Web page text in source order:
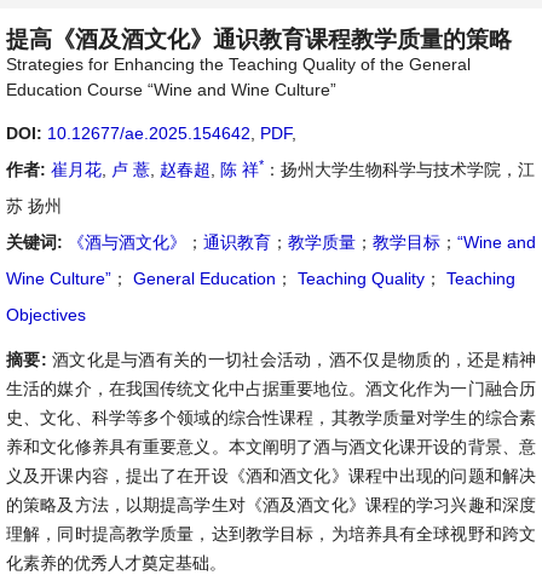
提高《酒及酒文化》通识教育课程教学质量的策略
Strategies for Enhancing the Teaching Quality of the General
Education Course “Wine and Wine Culture”
DOI: 10.12677/ae.2025.154642 PDF,
作者: 崔月花 卢 薏 赵春超 陈 祥* ：扬州大学生物科学与技术学院，江
苏 扬州
关键词:
《酒与酒文化》 ； 通识教育 ； 教学质量 ； 教学目标 ； “Wine and
Wine Culture” ； General Education ； Teaching Quality ；
Teaching
Objectives
摘要: 酒文化是与酒有关的一切社会活动，酒不仅是物质的，还是精神
生活的媒介，在我国传统文化中占据重要地位。酒文化作为一门融合历
史、文化、科学等多个领域的综合性课程，其教学质量对学生的综合素
养和文化修养具有重要意义。本文阐明了酒与酒文化课开设的背景、意
义及开课内容，提出了在开设《酒和酒文化》课程中出现的问题和解决
的策略及方法，以期提高学生对《酒及酒文化》课程的学习兴趣和深度
理解，同时提高教学质量，达到教学目标，为培养具有全球视野和跨文
化素养的优秀人才奠定基础。